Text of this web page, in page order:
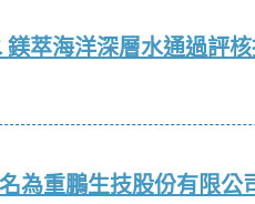
萃海洋深層水通過評
為重鵬生技股份有限公